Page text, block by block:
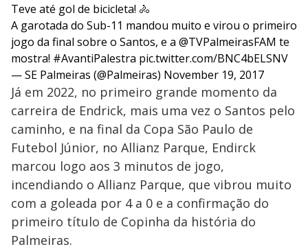
Teve até gol de bicicleta! 🚴
A garotada do Sub-11 mandou muito e virou o primeiro
jogo da final sobre o Santos, e a @TVPalmeirasFAM te
mostra! #AvantiPalestra pic.twitter.com/BNC4bELSNV
— SE Palmeiras (@Palmeiras) November 19, 2017
Já em 2022, no primeiro grande momento da
carreira de Endrick, mais uma vez o Santos pelo
caminho, e na final da Copa São Paulo de
Futebol Júnior, no Allianz Parque, Endirck
marcou logo aos 3 minutos de jogo,
incendiando o Allianz Parque, que vibrou muito
com a goleada por 4 a 0 e a confirmação do
primeiro título de Copinha da história do
Palmeiras.